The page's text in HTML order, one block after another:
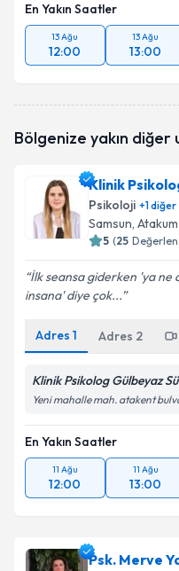
En Yakın Saatler
13 Ağu
12:00
13 Ağu
13:00
Bölgenize yakın diğer
Klinik
Psikoloji +1diğer
Samsun, Atakum
5 (25
İlk seansa giderken 'ya ne
insana' diye çok...
Adres 1 Adres 2
Klinik Psikolog Gülbeyaz
Yeni mahalle mah. atakent
En Yakın Saatler
11 Ağu
12:00
11 Ağu
13:00
Psk. Merve